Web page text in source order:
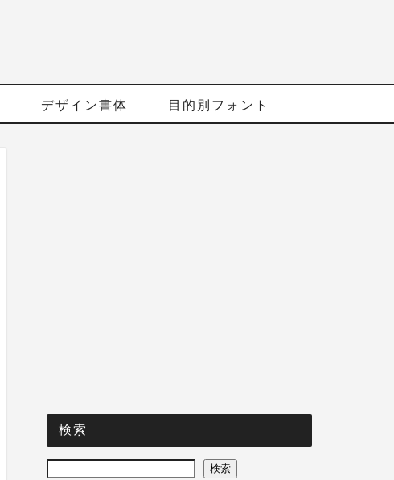
デザイン書体 目的別フォント
検索
検索